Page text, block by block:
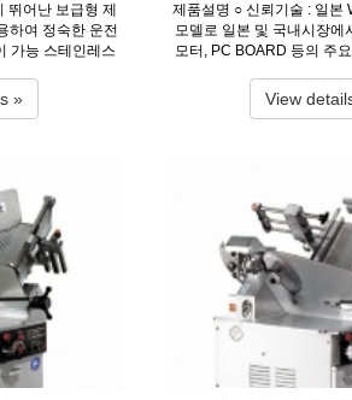
뛰어난 보급형 제
하여 정숙한 운전
가능 스테인레스
늄 재질중 최고급
식이 전무 영하 1
380 Dimensio
1050×770×147
750W×2EA 1
Capacity 40~
Loading Dem
㎜ Dia
Slice Thicknes
200㎏ 245㎏ 정
(제조사)
»
제품설명 ○ 신뢰기술 : 일본
모델로 일본 및 국내시장에
모터, PC BOARD 등의 주
1mm단위까지 정밀한 두께
계 : 위생을 고려한 구조설
를 사용하여 슬림이 없고 장
에 무리가 없이 운전 가능 ○
정밀한 미세조절이 가능 ○
특수강으로 된 칼날 채용으
(일본 와타나베 수입칼 채
에서 최고급 재질인 7A를 사
없고 식품위생법에 적합 ○
가능한 강력한 파워 ○ 일본
된 품질로 업계에서 인정받
온도 : -5℃ ~ 0℃ 제품
View